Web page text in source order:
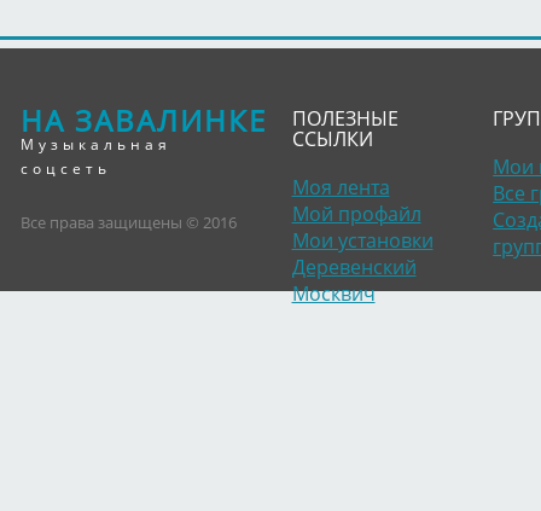
НА ЗАВАЛИНКЕ
Музыкальная
соцсеть
Все права защищены © 2016
ПОЛЕЗНЫЕ
ССЫЛКИ
Моя лента
Мой профайл
Мои установки
Деревенский
Москвич
Мои
Все